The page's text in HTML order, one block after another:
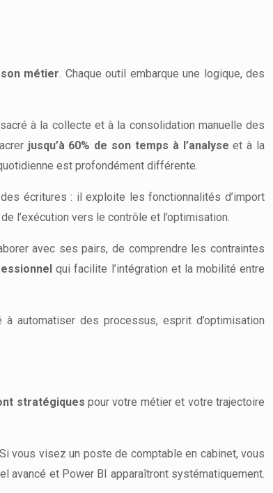
métier. Chaque outil embarque une logique, des
à la collecte et à la consolidation manuelle des
jusqu’à 60% de son temps à l’analyse et à la
est profondément différente.
écritures : il exploite les fonctionnalités d’import
de l’exécution vers le contrôle et l’optimisation.
avec ses pairs, de comprendre les contraintes
qui facilite l’intégration et la mobilité entre
automatiser des processus, esprit d’optimisation
stratégiques pour votre métier et votre trajectoire
vous visez un poste de comptable en cabinet, vous
avancé et Power BI apparaîtront systématiquement.